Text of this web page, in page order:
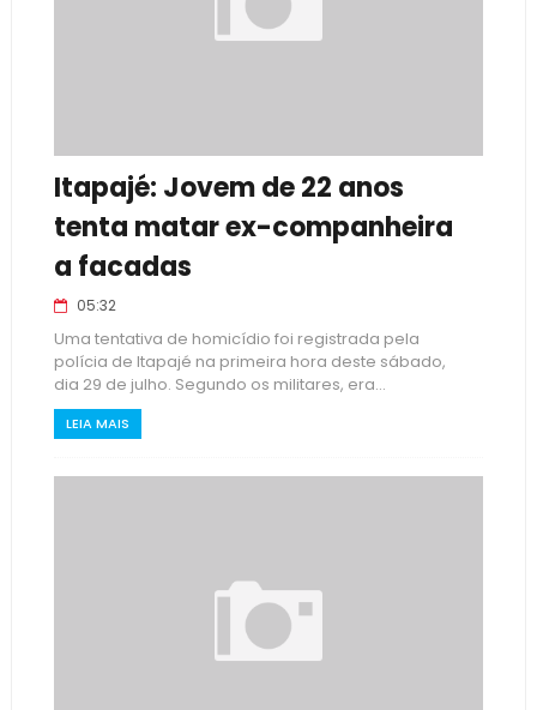
Itapajé: Jovem de 22 anos
tenta matar ex-companheira
a facadas
05:32
Uma tentativa de homicídio foi registrada pela
polícia de Itapajé na primeira hora deste sábado,
dia 29 de julho. Segundo os militares, era...
LEIA MAIS